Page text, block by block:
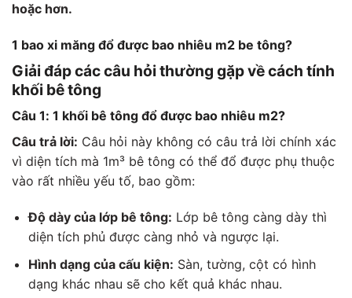
hoặc hơn.
1 bao xi măng đổ được bao nhiêu m2 be tông?
Giải đáp các câu hỏi thường gặp về cách tính
khối bê tông
Câu 1: 1 khối bê tông đổ được bao nhiêu m2?
Câu trả lời: Câu hỏi này không có câu trả lời chính xác
vì diện tích mà 1m³ bê tông có thể đổ được phụ thuộc
vào rất nhiều yếu tố, bao gồm:
Độ dày của lớp bê tông: Lớp bê tông càng dày thì
diện tích phủ được càng nhỏ và ngược lại.
Hình dạng của cấu kiện: Sàn, tường, cột có hình
dạng khác nhau sẽ cho kết quả khác nhau.